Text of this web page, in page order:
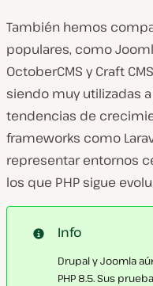
También hemos
populares, como
OctoberCMS y Craft
siendo muy utilizadas
tendencias de
frameworks como
representar entornos
los que PHP sigue
Info
Drupal y Joomla
PHP 8.5. Sus